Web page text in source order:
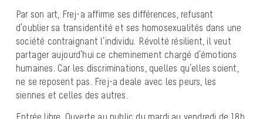
Par son art, Frej·a affirme ses différences, refusant
d’oublier sa transidentité et ses homosexualités dans une
société contraignant l’individu. Révolté résilient, il veut
partager aujourd’hui ce cheminement chargé d’émotions
humaines. Car les discriminations, quelles qu’elles soient,
ne se reposent pas. Frej·a deale avec les peurs, les
siennes et celles des autres.